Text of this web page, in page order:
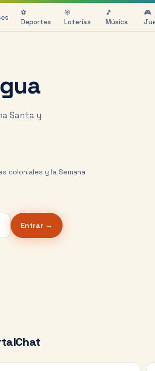
⚽
Deportes
🎯
Loterías
🎵
Música
🎮
Santa y
coloniales y la Semana
Entrar →